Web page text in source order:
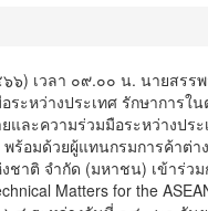
) เวลา ๐๙.๐๐ น. นายสรร
ระหว่างประเทศ รักษาการใ
และความร่วมมือระหว่างปร
อมด้วยผู้แทนกรมการค้าต่า
ชาติ จำกัด (มหาชน) เข้าร่ว
Matters for the